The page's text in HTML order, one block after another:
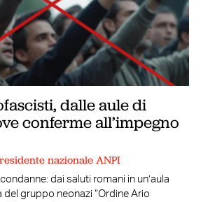
dalle aule di
conferme all’impegno
nazionale ANPI
dai saluti romani in un’aula
del gruppo neonazi “Ordine Ario